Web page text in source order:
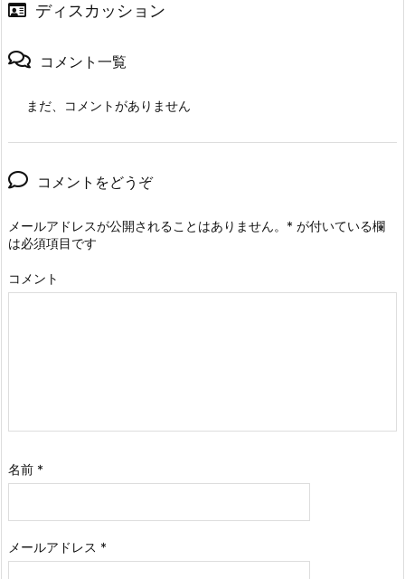
ディスカッション
コメント一覧
まだ、コメントがありません
コメントをどうぞ
メールアドレスが公開されることはありません。 * が付いている欄
は必須項目です
コメント
名前 *
メールアドレス *